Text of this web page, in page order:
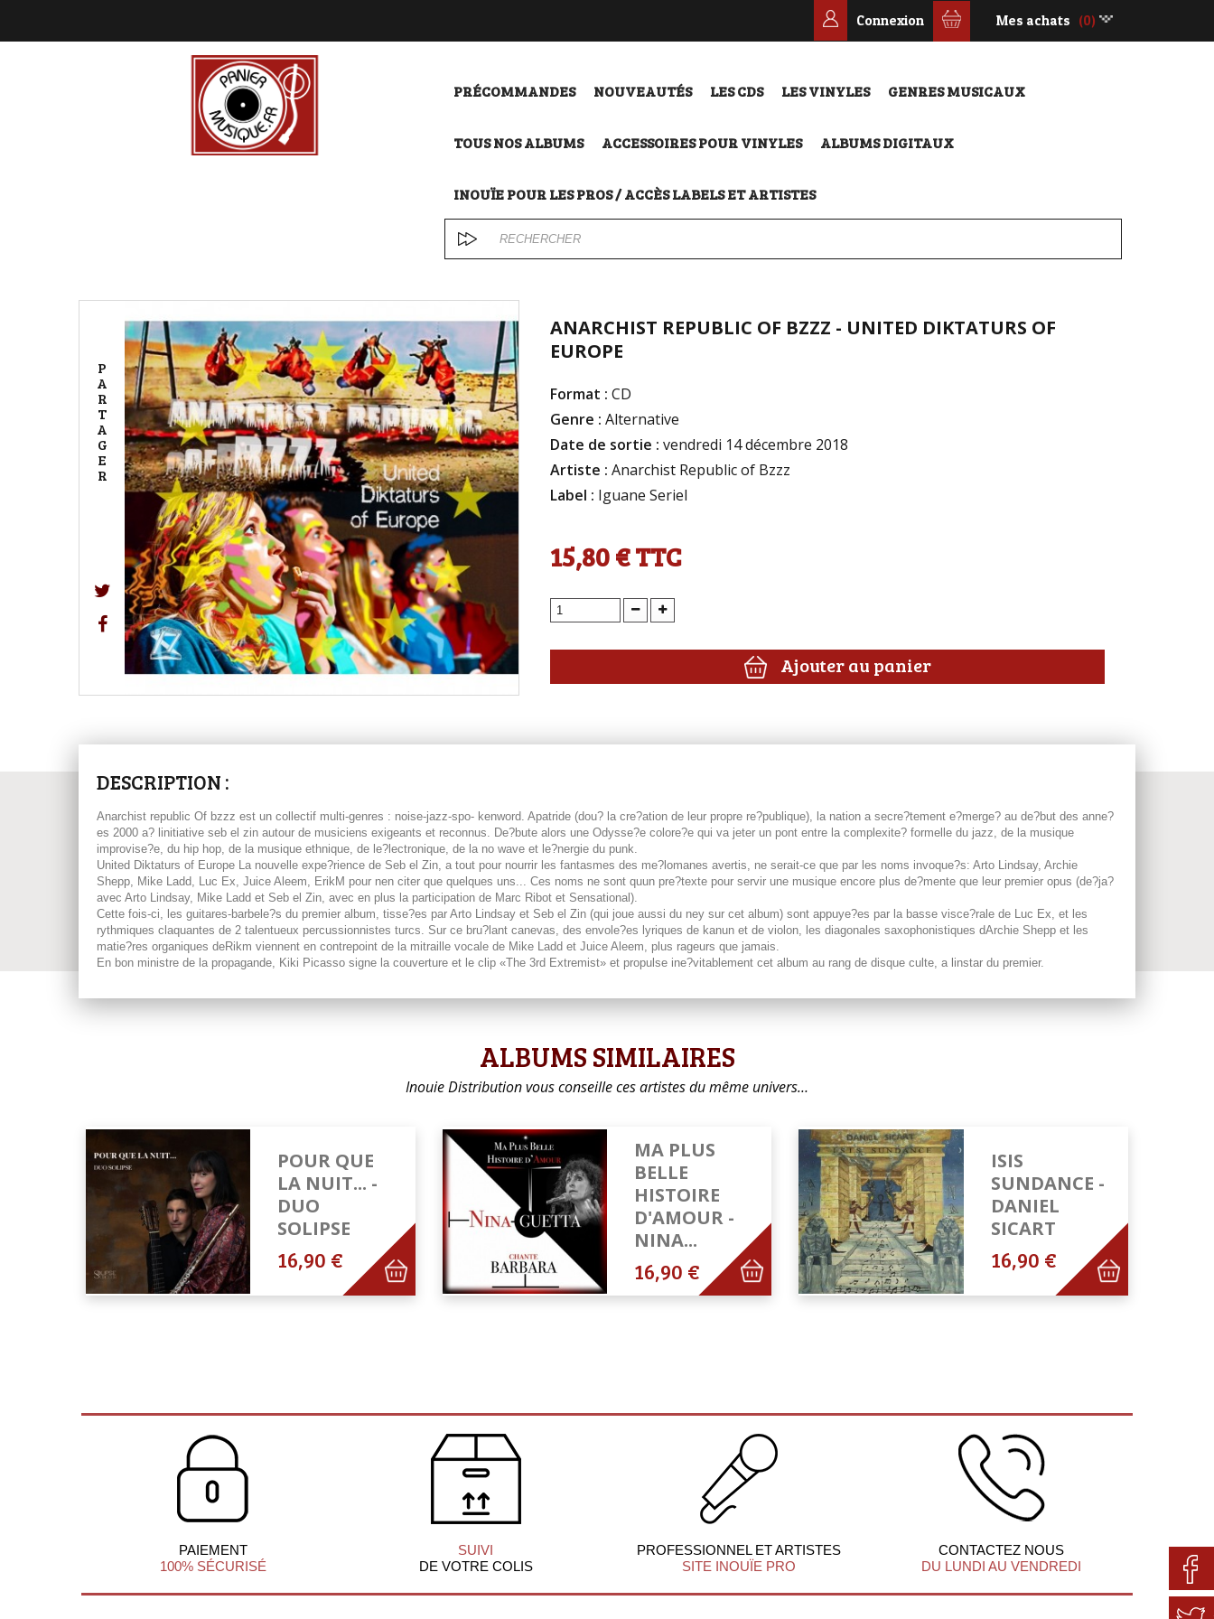
Mes achats (0)
Connexion
PRÉCOMMANDES NOUVEAUTÉS LES CDS LES VINYLES GENRES MUSICAUX
TOUS NOS ALBUMS ACCESSOIRES POUR VINYLES ALBUMS DIGITAUX
INOUÏE POUR LES PROS / ACCÈS LABELS ET ARTISTES
P
A
R
T
A
G
E
R
ANARCHIST REPUBLIC OF BZZZ - UNITED DIKTATURS OF
EUROPE
Format : CD
Genre : Alternative
Date de sortie : vendredi 14 décembre 2018
Artiste : Anarchist Republic of Bzzz
Label : Iguane Seriel
15,80 €TTC
Ajouter au panier
DESCRIPTION :
Anarchist republic Of bzzz est un collectif multi-genres : noise-jazz-spo- kenword. Apatride (dou? la cre?ation de leur propre re?publique), la nation a secre?tement e?merge? au de?but des anne?
es 2000 a? linitiative seb el zin autour de musiciens exigeants et reconnus. De?bute alors une Odysse?e colore?e qui va jeter un pont entre la complexite? formelle du jazz, de la musique
improvise?e, du hip hop, de la musique ethnique, de le?lectronique, de la no wave et le?nergie du punk.
United Diktaturs of Europe La nouvelle expe?rience de Seb el Zin, a tout pour nourrir les fantasmes des me?lomanes avertis, ne serait-ce que par les noms invoque?s: Arto Lindsay, Archie
Shepp, Mike Ladd, Luc Ex, Juice Aleem, ErikM pour nen citer que quelques uns... Ces noms ne sont quun pre?texte pour servir une musique encore plus de?mente que leur premier opus (de?ja?
avec Arto Lindsay, Mike Ladd et Seb el Zin, avec en plus la participation de Marc Ribot et Sensational).
Cette fois-ci, les guitares-barbele?s du premier album, tisse?es par Arto Lindsay et Seb el Zin (qui joue aussi du ney sur cet album) sont appuye?es par la basse visce?rale de Luc Ex, et les
rythmiques claquantes de 2 talentueux percussionnistes turcs. Sur ce bru?lant canevas, des envole?es lyriques de kanun et de violon, les diagonales saxophonistiques dArchie Shepp et les
matie?res organiques deRikm viennent en contrepoint de la mitraille vocale de Mike Ladd et Juice Aleem, plus rageurs que jamais.
En bon ministre de la propagande, Kiki Picasso signe la couverture et le clip «The 3rd Extremist» et propulse ine?vitablement cet album au rang de disque culte, a linstar du premier.
ALBUMS SIMILAIRES
Inouie Distribution vous conseille ces artistes du même univers…
POUR QUE
LA NUIT... -
DUO
SOLIPSE
16,90 €
MA PLUS
BELLE
HISTOIRE
D'AMOUR -
NINA...
16,90 €
ISIS
SUNDANCE -
DANIEL
SICART
16,90 €
PAIEMENT
100% SÉCURISÉ
SUIVI
DE VOTRE COLIS
PROFESSIONNEL ET ARTISTES
SITE INOUÏE PRO
CONTACTEZ NOUS
DU LUNDI AU VENDREDI